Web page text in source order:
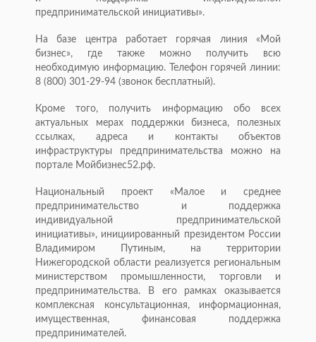
предпринимательской инициативы».
На базе центра работает горячая линия «Мой
бизнес», где также можно получить всю
необходимую информацию. Телефон горячей линии:
8 (800) 301-29-94 (звонок бесплатный).
Кроме того, получить информацию обо всех
актуальных мерах поддержки бизнеса, полезных
ссылках, адреса и контакты объектов
инфраструктуры предпринимательства можно на
портале Мойбизнес52.рф.
Национальный проект «Малое и среднее
предпринимательство и поддержка
индивидуальной предпринимательской
инициативы», инициированный президентом России
Владимиром Путиным, на территории
Нижегородской области реализуется региональным
министерством промышленности, торговли и
предпринимательства. В его рамках оказывается
комплексная консультационная, информационная,
имущественная, финансовая поддержка
предпринимателей.